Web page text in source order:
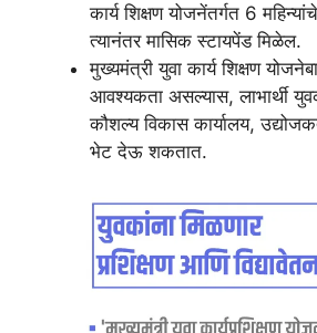
कार्य शिक्षण योजनेंतर्गत 6
त्यानंतर मासिक स्टायपेंड मिळेल.
मुख्यमंत्री युवा कार्य शिक्षण
आवश्यकता असल्यास, लाभार्थी
कौशल्य विकास कार्यालय,
भेट देऊ शकतात.